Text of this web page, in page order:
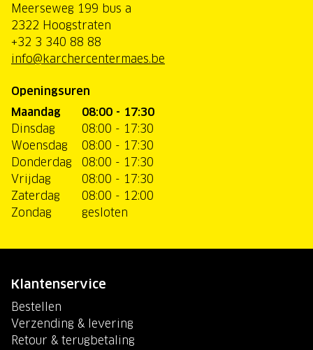
Meerseweg 199 bus a
2322 Hoogstraten
+32 3 340 88 88
info@karchercentermaes.be
Openingsuren
Maandag
08:00 - 17:30
Dinsdag
08:00 - 17:30
Woensdag
08:00 - 17:30
Donderdag
08:00 - 17:30
Vrijdag
08:00 - 17:30
Zaterdag
08:00 - 12:00
Zondag
gesloten
Klantenservice
Bestellen
Verzending & levering
Retour & terugbetaling